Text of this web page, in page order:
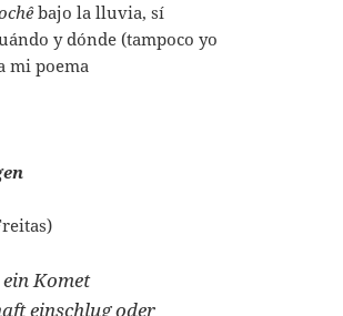
bajo la lluvia, sí
y dónde (tampoco yo
mi poema
Komet
einschlug oder